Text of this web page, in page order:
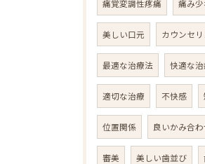
痛覚変調性疼痛 痛み
美しい口元 カウンセ
最適な治療法 快適な治
適切な治療 不快感
位置関係 良いかみ合わ
審美 美しい歯並び